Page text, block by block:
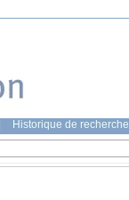
Historique de recherche